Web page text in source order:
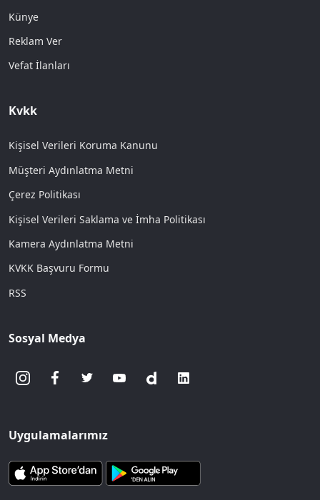
Künye
Reklam Ver
Vefat İlanları
Kvkk
Kişisel Verileri Koruma Kanunu
Müşteri Aydınlatma Metni
Çerez Politikası
Kişisel Verileri Saklama ve İmha Politikası
Kamera Aydınlatma Metni
KVKK Başvuru Formu
RSS
Sosyal Medya
Uygulamalarımız